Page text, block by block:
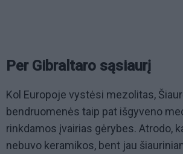
Per Gibraltaro sąsiaurį
Kol Europoje vystėsi mezolitas,
bendruomenės taip pat išgyveno
rinkdamos įvairias gėrybes. Atrodo,
nebuvo keramikos, bent jau